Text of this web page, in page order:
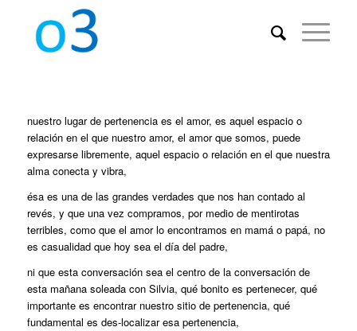
nuestro lugar de pertenencia es el amor, es aquel espacio o
relación en el que nuestro amor, el amor que somos, puede
expresarse libremente, aquel espacio o relación en el que nuestra
alma conecta y vibra,
ésa es una de las grandes verdades que nos han contado al
revés, y que una vez compramos, por medio de mentirotas
terribles, como que el amor lo encontramos en mamá o papá, no
es casualidad que hoy sea el día del padre,
ni que esta conversación sea el centro de la conversación de
esta mañana soleada con Silvia, qué bonito es pertenecer, qué
importante es encontrar nuestro sitio de pertenencia, qué
fundamental es des-localizar esa pertenencia,